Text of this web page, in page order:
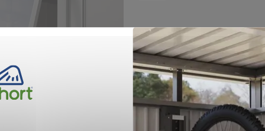
remove add
map_search Händlersuche